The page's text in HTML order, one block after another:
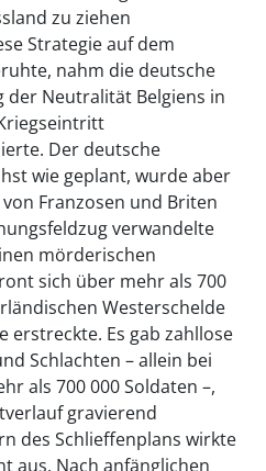
zu ziehen
Strategie auf dem
nahm die deutsche
der Neutralität Belgiens in
Der deutsche
wie geplant, wurde aber
Franzosen und Briten
verwandelte
mörderischen
sich über mehr als 700
Westerschelde
erstreckte. Es gab zahllose
Schlachten – allein bei
als 700 000 Soldaten –,
gravierend
des Schlieffenplans wirkte
aus. Nach anfänglichen